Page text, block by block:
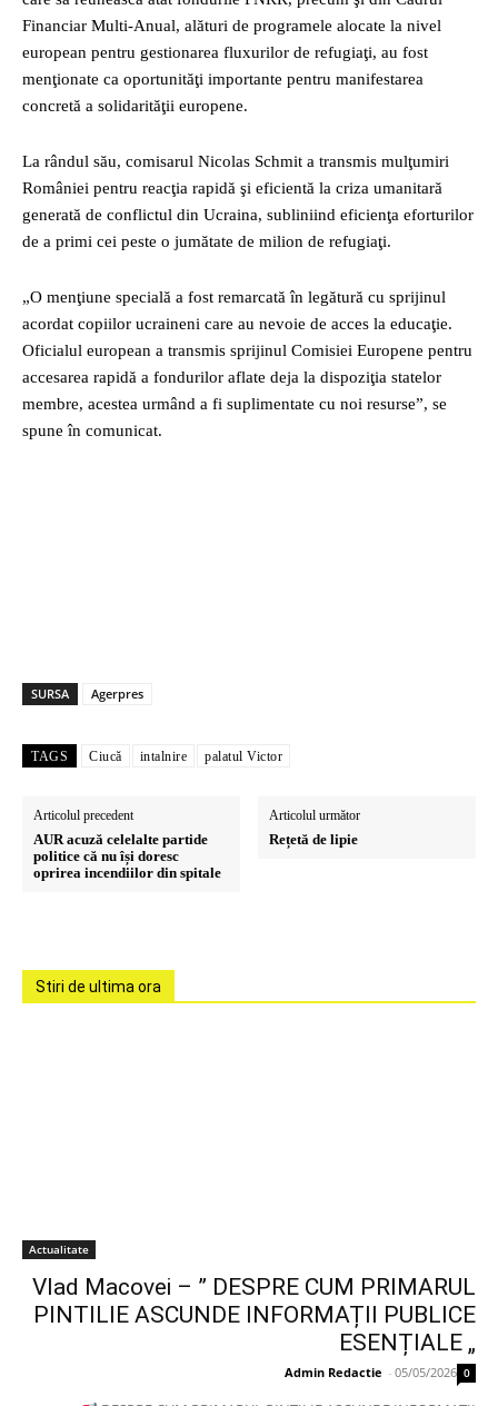
Financiar Multi-Anual, alături de programele alocate la nivel
european pentru gestionarea fluxurilor de refugiaţi, au fost
menţionate ca oportunităţi importante pentru manifestarea
concretă a solidarităţii europene.
La rândul său, comisarul Nicolas Schmit a transmis mulţumiri
României pentru reacţia rapidă şi eficientă la criza umanitară
generată de conflictul din Ucraina, subliniind eficienţa eforturilor
de a primi cei peste o jumătate de milion de refugiaţi.
„O menţiune specială a fost remarcată în legătură cu sprijinul
acordat copiilor ucraineni care au nevoie de acces la educaţie.
Oficialul european a transmis sprijinul Comisiei Europene pentru
accesarea rapidă a fondurilor aflate deja la dispoziţia statelor
membre, acestea urmând a fi suplimentate cu noi resurse”, se
spune în comunicat.
SURSA Agerpres
TAGS Ciucă intalnire palatul Victor
Articolul precedent
AUR acuză celelalte partide
politice că nu își doresc
oprirea incendiilor din spitale
Articolul următor
Rețetă de lipie
Stiri de ultima ora
Actualitate
Vlad Macovei – ” DESPRE CUM PRIMARUL
PINTILIE ASCUNDE INFORMAȚII PUBLICE
ESENȚIALE „
Admin Redactie - 05/05/2026 0